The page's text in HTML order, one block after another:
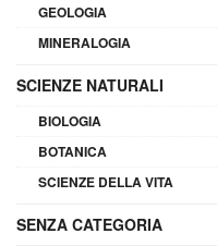
GEOLOGIA
MINERALOGIA
SCIENZE NATURALI
BIOLOGIA
BOTANICA
SCIENZE DELLA VITA
SENZA CATEGORIA